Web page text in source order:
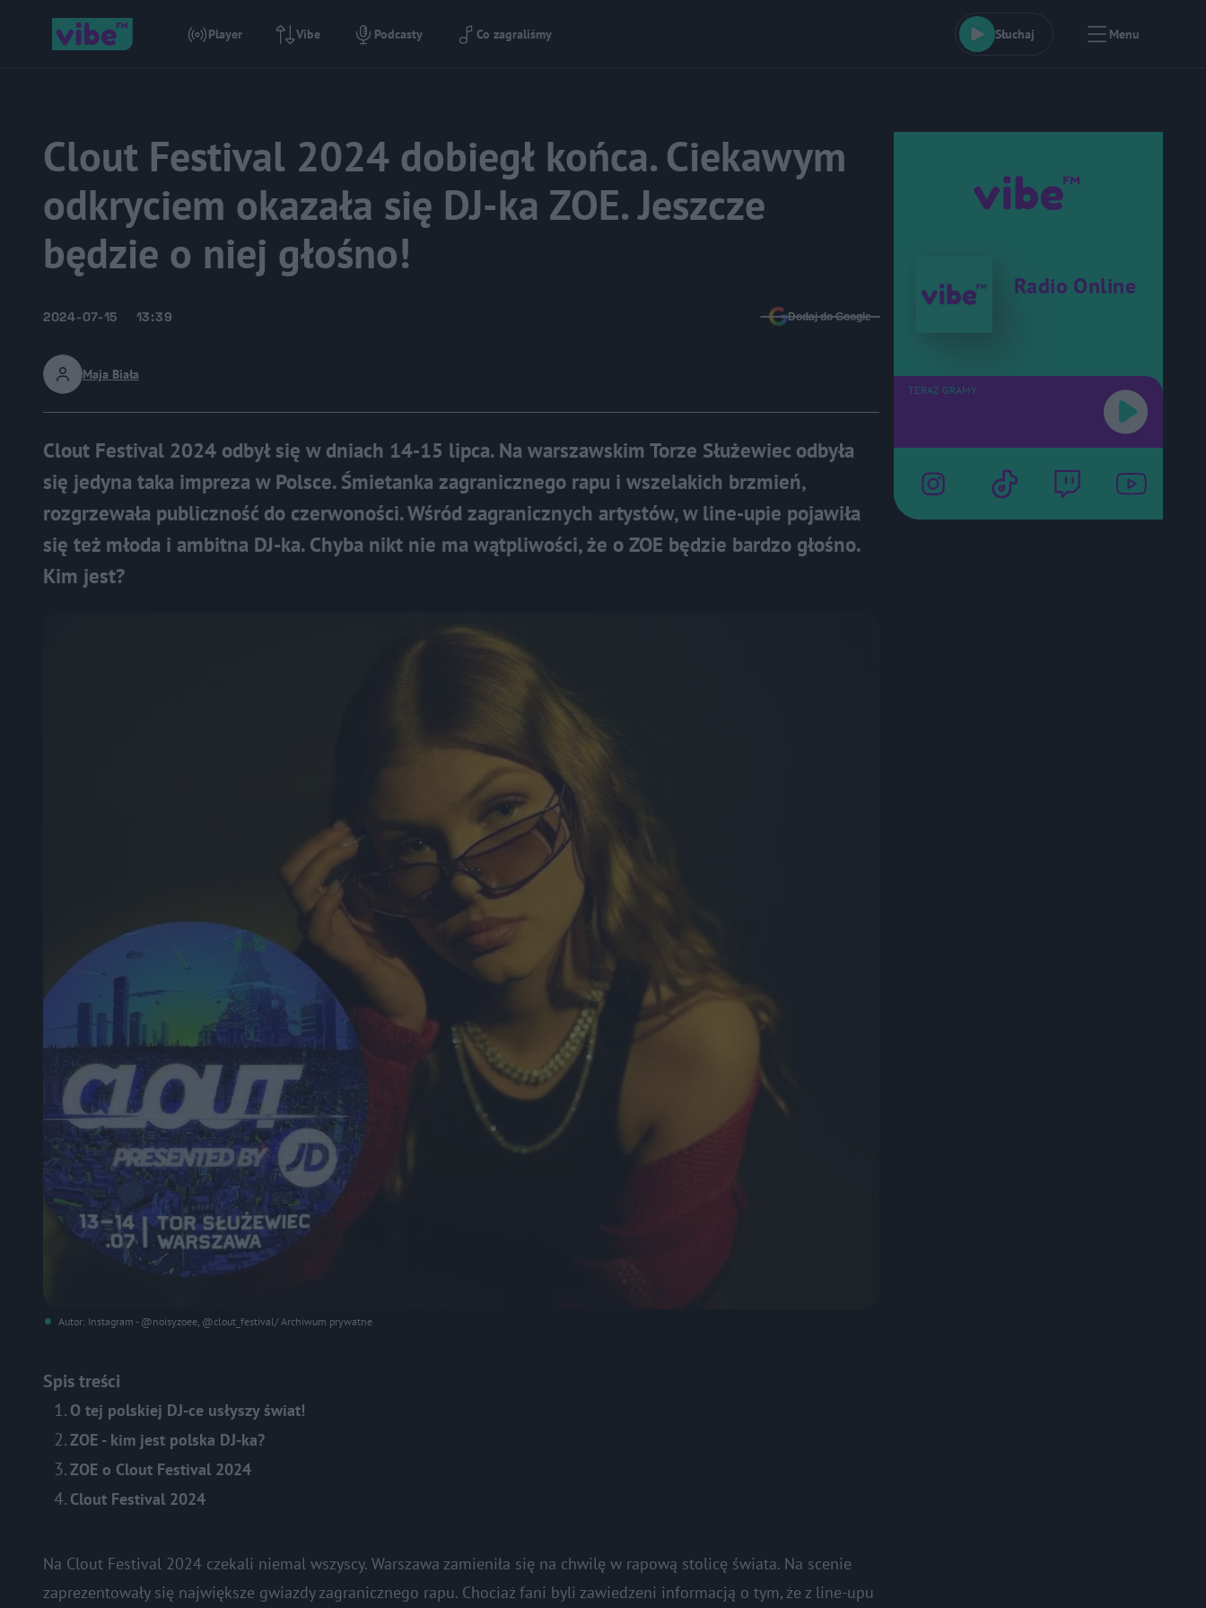
Player Vibe Podcasty Co zagraliśmy Słuchaj Menu
Clout Festival 2024 dobiegł końca. Ciekawym
odkryciem okazała się DJ-ka ZOE. Jeszcze
będzie o niej głośno!
Maja Biała
2024-07-15 13:39 Dodaj do Google
Clout Festival 2024 odbył się w dniach 14-15 lipca. Na warszawskim Torze Służewiec odbyła
się jedyna taka impreza w Polsce. Śmietanka zagranicznego rapu i wszelakich brzmień,
rozgrzewała publiczność do czerwoności. Wśród zagranicznych artystów, w line-upie pojawiła
się też młoda i ambitna DJ-ka. Chyba nikt nie ma wątpliwości, że o ZOE będzie bardzo głośno.
Kim jest?
Autor: Instagram - @noisyzoee, @clout_festival/ Archiwum prywatne
Spis treści
O tej polskiej DJ-ce usłyszy świat!
ZOE - kim jest polska DJ-ka?
ZOE o Clout Festival 2024
Clout Festival 2024
Na Clout Festival 2024 czekali niemal wszyscy. Warszawa zamieniła się na chwilę w rapową stolicę świata. Na scenie
zaprezentowały się największe gwiazdy zagranicznego rapu. Chociaż fani byli zawiedzeni informacją o tym, że z line-upu
Radio Online
TERAZ GRAMY